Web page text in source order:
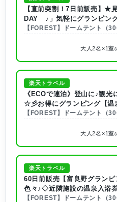
【直前突割！7日前販売】★
DAY ♪」気軽にグランピン
【FOREST】ドームテント（
大人2名×1室
楽天トラベル
《ECOで連泊》登山に♪観光
☆彡お得にグランピング【温
【FOREST】ドームテント（
大人2名×1室
楽天トラベル
60日前販売【富良野グラン
色々♪◇近隣施設の温泉入浴
【FOREST】ドームテント（